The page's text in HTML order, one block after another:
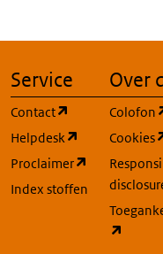
Service
Contact
(opent in een
Helpdesk
(opent in een
Proclaimer
(opent in
Index stoffen
Over
Colofon
Cookies